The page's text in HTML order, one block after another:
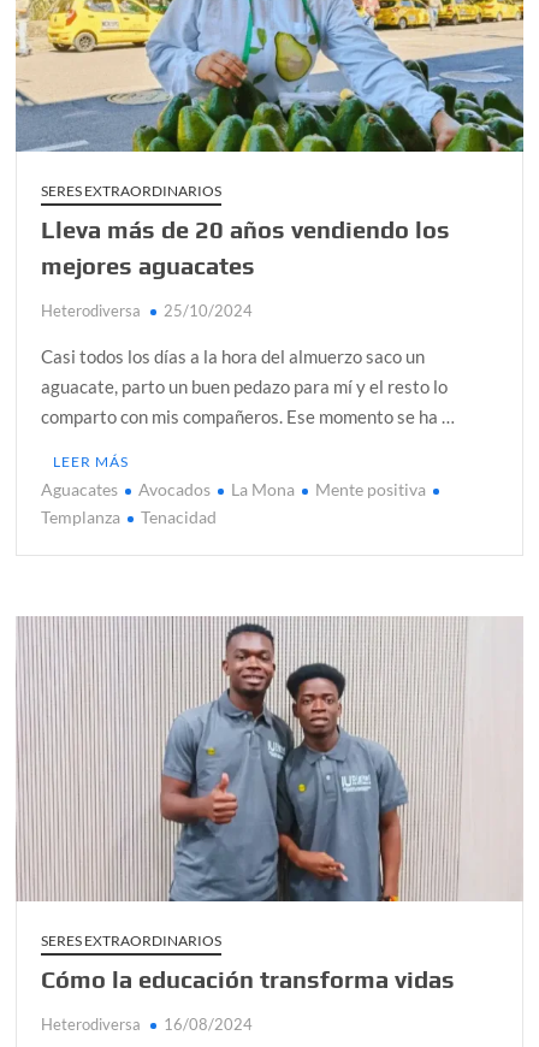
SERES EXTRAORDINARIOS
Lleva más de 20 años vendiendo los
mejores aguacates
Heterodiversa 25/10/2024
Casi todos los días a la hora del almuerzo saco un
aguacate, parto un buen pedazo para mí y el resto lo
comparto con mis compañeros. Ese momento se ha …
LEER MÁS
Aguacates Avocados La Mona
Mente positiva
Templanza
Tenacidad
SERES EXTRAORDINARIOS
Cómo la educación transforma vidas
Heterodiversa 16/08/2024